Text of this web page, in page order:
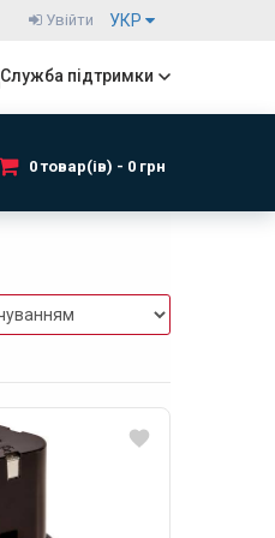
УКР
Увійти
Служба підтримки
0 товар(ів) - 0 грн